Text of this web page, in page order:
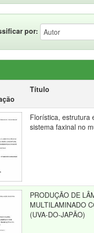
por:
Título
Florística, estrutura
sistema faxinal no
PRODUÇÃO DE
MULTILAMINADO
(UVA-DO-JAPÃO)